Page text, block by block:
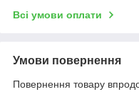
Всі умови оплати
Умови повернення
Повернення товару